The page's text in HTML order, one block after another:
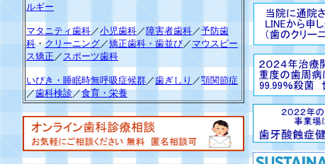
ルギー
マタニティ歯科／小児歯科／ 障害者歯科／予防歯
科・クリーニング／矯正歯科・歯並び／ マウスピー
ス矯正／ スポーツ歯科
いびき・睡眠時無呼吸症候群／歯ぎしり ／顎関節症
／歯科検診／食育・栄養